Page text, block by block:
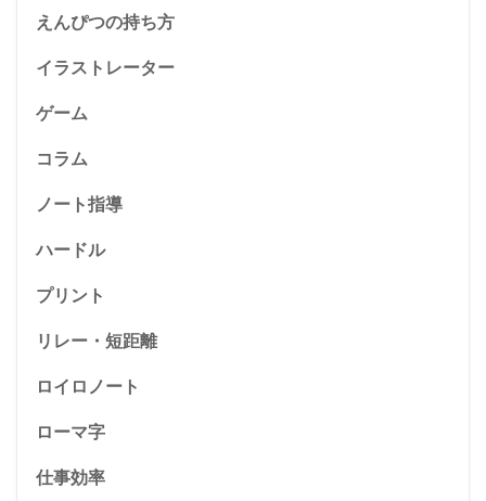
えんぴつの持ち方
イラストレーター
ゲーム
コラム
ノート指導
ハードル
プリント
リレー・短距離
ロイロノート
ローマ字
仕事効率